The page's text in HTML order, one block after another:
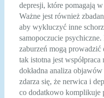
depresji, które pomagają
Ważne jest również
aby wykluczyć inne
samopoczucie
zaburzeń mogą
tak istotna jest
dokładna analiza
zdarza się, że nerwica i
co dodatkowo komplikuje